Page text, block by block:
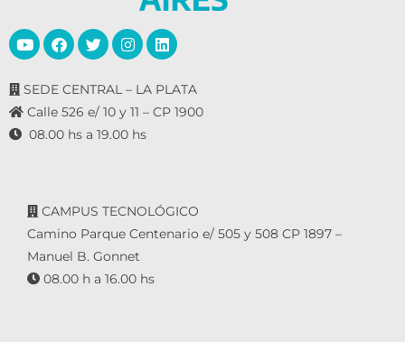
SEDE CENTRAL – LA PLATA
Calle 526 e/ 10 y 11 – CP 1900
08.00 hs a 19.00 hs
CAMPUS TECNOLÓGICO
Camino Parque Centenario e/ 505 y 508 CP 1897 –
Manuel B. Gonnet
08.00 h a 16.00 hs